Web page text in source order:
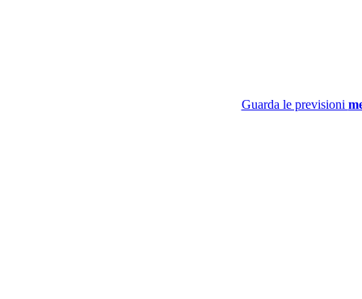
Guarda le previsioni